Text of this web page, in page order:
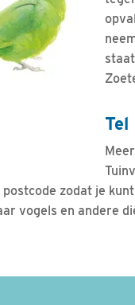
postcode zodat je
vogels en andere